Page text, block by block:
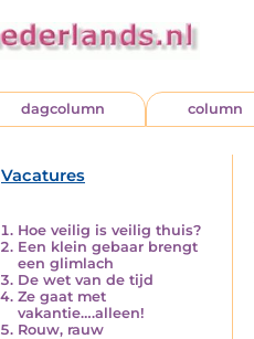
dagcolumn column
Vacatures
Hoe veilig is veilig thuis?
Een klein gebaar brengt
een glimlach
De wet van de tijd
Ze gaat met
vakantie….alleen!
Rouw, rauw